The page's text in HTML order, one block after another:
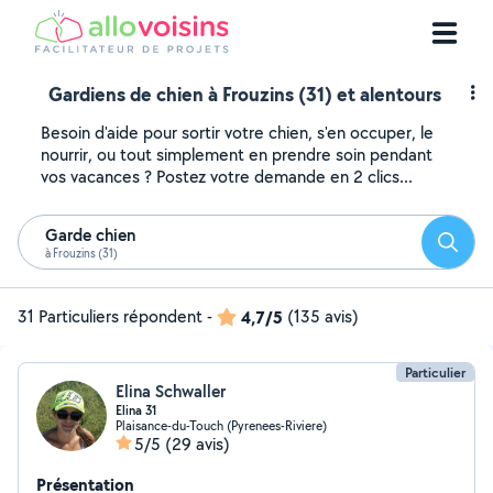
Gardiens de chien à Frouzins (31) et alentours
Besoin d'aide pour sortir votre chien, s'en occuper, le
nourrir, ou tout simplement en prendre soin pendant
vos vacances ? Postez votre demande en 2 clics...
Garde chien
à Frouzins (31)
31 Particuliers répondent- 4,7/5 (135 avis)
Particulier
Elina Schwaller
Elina 31
Plaisance-du-Touch (Pyrenees-Riviere)
5/5 (29 avis)
Présentation